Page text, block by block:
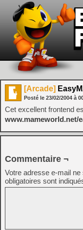
[Arcade]
Posté le 23/02/2004 à
Cet excellent frontend
www.mameworld.net/
Commentaire ¬
Votre adresse e-mail ne
obligatoires sont